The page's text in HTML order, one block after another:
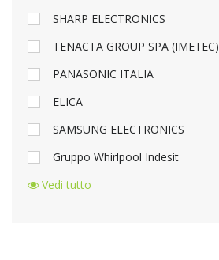
SHARP ELECTRONICS
TENACTA GROUP SPA (IMETEC)
PANASONIC ITALIA
ELICA
SAMSUNG ELECTRONICS
Gruppo Whirlpool Indesit
Vedi tutto